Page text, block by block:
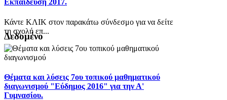
Εκπαίδευση 2017.
Κάντε ΚΛΙΚ στον παρακάτω σύνδεσμο για να δείτε
τη σχολή επ...
Θέματα και λύσεις 7ου τοπικού μαθηματικού
διαγωνισμού "Εύδημος 2016" για την Α'
Γυμνασίου.
Δεδομένο